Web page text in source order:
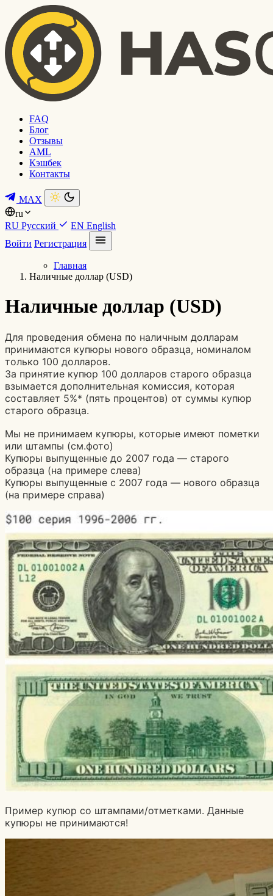
FAQ
Блог
Отзывы
AML
Кэшбек
Контакты
MAX
ru
RU Русский EN English
Войти Регистрация
Главная
Наличные доллар (USD)
Наличные доллар (USD)
Для проведения обмена по наличным долларам
принимаются купюры нового образца, номиналом
только 100 долларов.
За принятие купюр 100 долларов старого образца
взымается дополнительная комиссия, которая
составляет 5%* (пять процентов) от суммы купюр
старого образца.
Мы не принимаем купюры, которые имеют пометки
или штампы (см.фото)
Купюры выпущенные до 2007 года — старого
образца (на примере слева)
Купюры выпущенные с 2007 года — нового образца
(на примере справа)
Пример купюр со штампами/отметками. Данные
купюры не принимаются!